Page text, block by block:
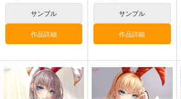
サンプル
作品詳細
サンプル
作品詳細